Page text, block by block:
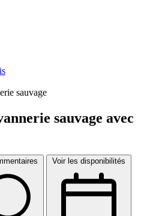
sauvage
sauvage avec
Voir les disponibilités